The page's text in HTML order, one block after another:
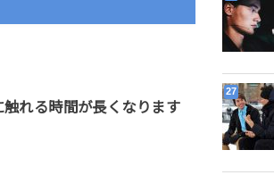
れる時間が長くなります